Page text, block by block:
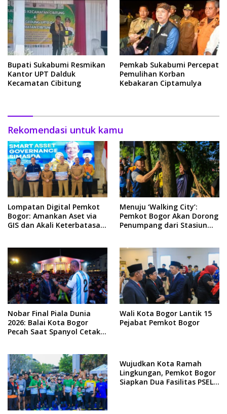
Bupati Sukabumi Resmikan
Kantor UPT Dalduk
Kecamatan Cibitung
Pemkab Sukabumi Percepat
Pemulihan Korban
Kebakaran Ciptamulya
Rekomendasi untuk kamu
Lompatan Digital Pemkot
Bogor: Amankan Aset via
GIS dan Akali Keterbatasan
Menuju ‘Walking City’:
Pemkot Bogor Akan Dorong
Penumpang dari Stasiun
Nobar Final Piala Dunia
2026: Balai Kota Bogor
Pecah Saat Spanyol Cetak
Wali Kota Bogor Lantik 15
Pejabat Pemkot Bogor
Wujudkan Kota Ramah
Lingkungan, Pemkot Bogor
Siapkan Dua Fasilitas PSEL